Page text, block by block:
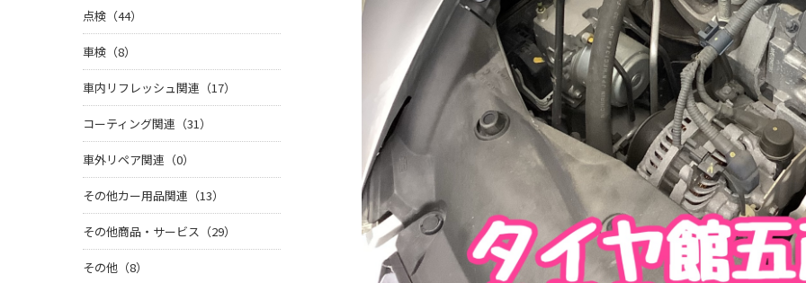
点検（44）
車検（8）
車内リフレッシュ関連（17）
コーティング関連（31）
車外リペア関連（0）
その他カー用品関連（13）
その他商品・サービス（29）
その他（8）